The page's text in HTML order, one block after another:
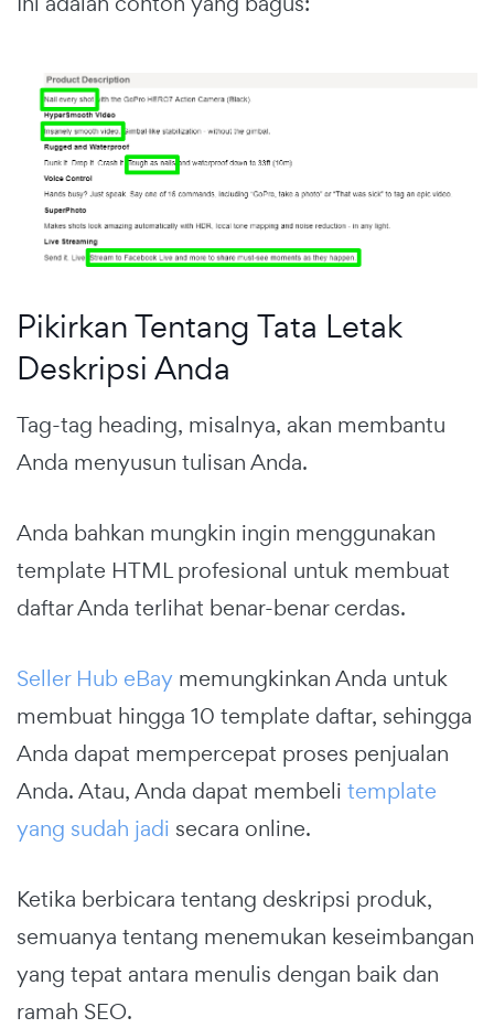
Pikirkan Tentang Tata Letak
Deskripsi Anda
Tag-tag heading, misalnya, akan membantu
Anda menyusun tulisan Anda.
Anda bahkan mungkin ingin menggunakan
template HTML profesional untuk membuat
daftar Anda terlihat benar-benar cerdas.
Seller Hub eBay memungkinkan Anda untuk
membuat hingga 10 template daftar, sehingga
Anda dapat mempercepat proses penjualan
Anda. Atau, Anda dapat membeli template
yang sudah jadi secara online.
Ketika berbicara tentang deskripsi produk,
semuanya tentang menemukan keseimbangan
yang tepat antara menulis dengan baik dan
ramah SEO.